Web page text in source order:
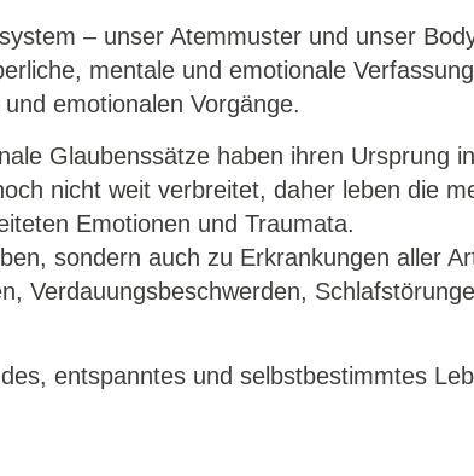
– unser Atemmuster und unser
mentale und emotionale
emotionalen Vorgänge.
Glaubenssätze haben ihren Ursprung
nicht weit verbreitet, daher leben die
Emotionen und Traumata.
sondern auch zu Erkrankungen aller
Verdauungsbeschwerden,
entspanntes und selbstbestimmtes